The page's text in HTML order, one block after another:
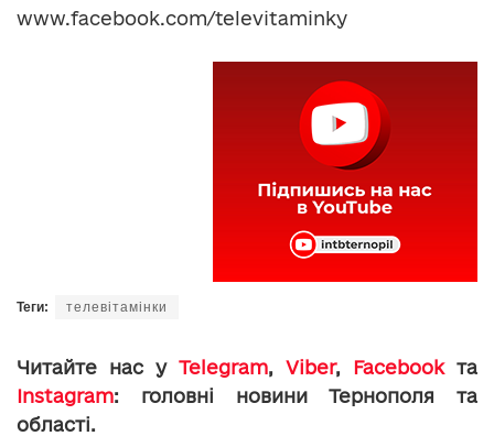
www.facebook.com/televitaminky
Теги: телевітамінки
Читайте нас у Telegram, Viber, Facebookта
Instagram: головні новини Тернополя та
області.